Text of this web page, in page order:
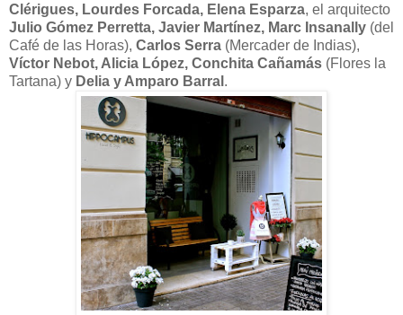
Clérigues, Lourdes Forcada, Elena Esparza, el arquitecto
Julio Gómez Perretta, Javier Martínez, Marc Insanally (del
Café de las Horas), Carlos Serra (Mercader de Indias),
Víctor Nebot, Alicia López, Conchita Cañamás (Flores la
Tartana) y Delia y Amparo Barral .